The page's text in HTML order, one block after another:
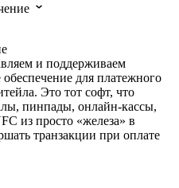
и поддерживаем
для платежного
Это тот софт, что
пинпады, онлайн-кассы,
из просто «железа» в
транзакции при оплате